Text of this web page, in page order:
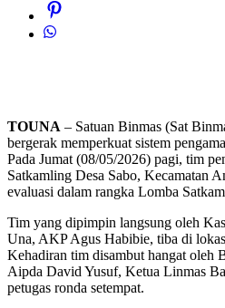
TOUNA – Satuan Binmas (Sat
bergerak memperkuat sistem
Pada Jumat (08/05/2026) pagi, tim
Satkamling Desa Sabo, Kecamatan
evaluasi dalam rangka Lomba
Tim yang dipimpin langsung oleh
Una, AKP Agus Habibie, tiba di
Kehadiran tim disambut hangat oleh
Aipda David Yusuf, Ketua Linmas
petugas ronda setempat.